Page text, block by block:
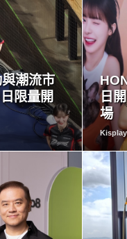
潮流市
限量開
日
場
Kisplay